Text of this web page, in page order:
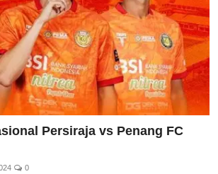
Persiraja vs Penang FC
0